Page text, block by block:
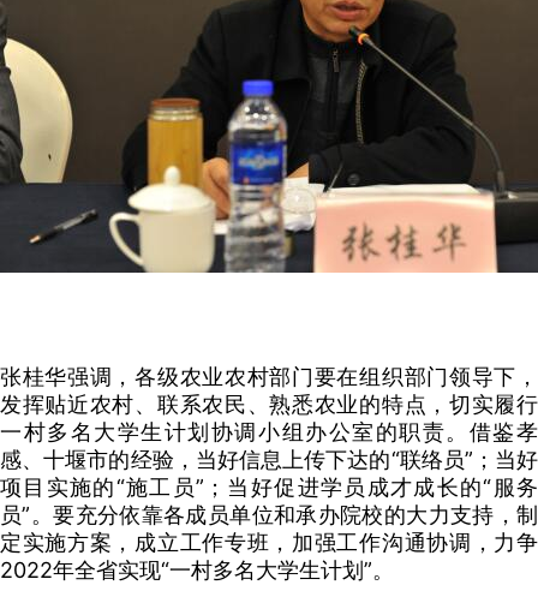
张桂华强调，各级农业农村部门要在组织部门领导下，
发挥贴近农村、联系农民、熟悉农业的特点，切实履行
一村多名大学生计划协调小组办公室的职责。借鉴孝
感、十堰市的经验，当好信息上传下达的“联络员”；当好
项目实施的“施工员”；当好促进学员成才成长的“服务
员”。要充分依靠各成员单位和承办院校的大力支持，制
定实施方案，成立工作专班，加强工作沟通协调，力争
2022年全省实现“一村多名大学生计划”。